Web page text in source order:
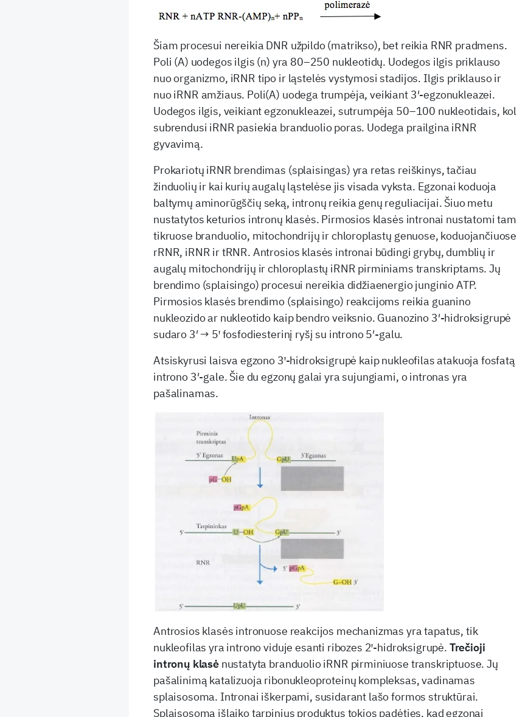
Šiam procesui nereikia DNR užpildo (matrikso), bet reikia RNR pradmens.
Poli (A) uodegos ilgis (n) yra 80–250 nukleotidų. Uodegos ilgis priklauso
nuo organizmo, iRNR tipo ir ląstelės vystymosi stadijos. Ilgis priklauso ir
nuo iRNR amžiaus. Poli(A) uodega trumpėja, veikiant 3′-egzonukleazei.
Uodegos ilgis, veikiant egzonukleazei, sutrumpėja 50–100 nukleotidais, kol
subrendusi iRNR pasiekia branduolio poras. Uodega prailgina iRNR
gyvavimą.
Prokariotų iRNR brendimas (splaisingas) yra retas reiškinys, tačiau
žinduolių ir kai kurių augalų ląstelėse jis visada vyksta. Egzonai koduoja
baltymų aminorūgščių seką, intronų reikia genų reguliacijai. Šiuo metu
nustatytos keturios intronų klasės. Pirmosios klasės intronai nustatomi tam
tikruose branduolio, mitochondrijų ir chloroplastų genuose, koduojančiuose
rRNR, iRNR ir tRNR. Antrosios klasės intronai būdingi grybų, dumblių ir
augalų mitochondrijų ir chloroplastų iRNR pirminiams transkriptams. Jų
brendimo (splaisingo) procesui nereikia didžiaenergio junginio ATP.
Pirmosios klasės brendimo (splaisingo) reakcijoms reikia guanino
nukleozido ar nukleotido kaip bendro veiksnio. Guanozino 3′-hidroksigrupė
sudaro 3′ → 5ꞌ fosfodiesterinį ryšį su introno 5′-galu.
Atsiskyrusi laisva egzono 3ꞌ-hidroksigrupė kaip nukleofilas atakuoja fosfatą
introno 3′-gale. Šie du egzonų galai yra sujungiami, o intronas yra
pašalinamas.
Antrosios klasės intronuose reakcijos mechanizmas yra tapatus, tik
nukleofilas yra introno viduje esanti ribozes 2ꞌ-hidroksigrupė. Trečioji
intronų klasėnustatyta branduolio iRNR pirminiuose transkriptuose. Jų
pašalinimą katalizuoja ribonukleoproteinų kompleksas, vadinamas
splaisosoma. Intronai iškerpami, susidarant lašo formos struktūrai.
Splaisosoma išlaiko tarpinius produktus tokios padėties, kad egzonai